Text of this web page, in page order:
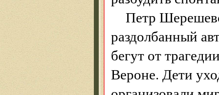
Петр
раздолбанный
бегут от
Вероне. Дети